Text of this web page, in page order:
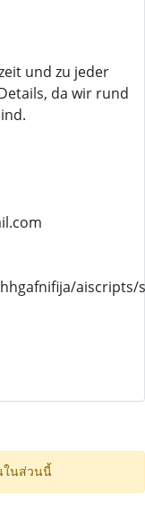
und zu jeder
da wir rund
aiscripts/
ในส่วนนี้